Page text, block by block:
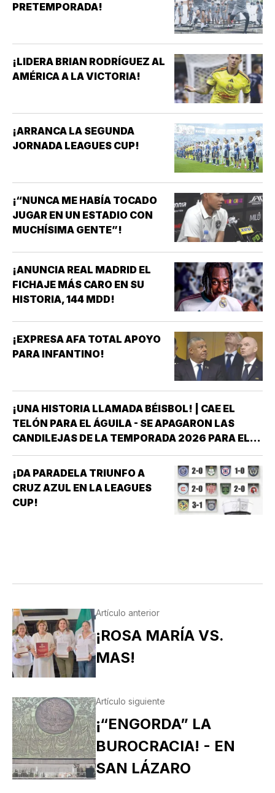
PRETEMPORADA!
¡LIDERA BRIAN RODRÍGUEZ AL
AMÉRICA A LA VICTORIA!
¡ARRANCA LA SEGUNDA
JORNADA LEAGUES CUP!
¡“NUNCA ME HABÍA TOCADO
JUGAR EN UN ESTADIO CON
MUCHÍSIMA GENTE”!
¡ANUNCIA REAL MADRID EL
FICHAJE MÁS CARO EN SU
HISTORIA, 144 MDD!
¡EXPRESA AFA TOTAL APOYO
PARA INFANTINO!
¡UNA HISTORIA LLAMADA BÉISBOL! | CAE EL
TELÓN PARA EL ÁGUILA - SE APAGARON LAS
CANDILEJAS DE LA TEMPORADA 2026 PARA EL
ÁGUILA DE VERACRUZ *LA NOVENA JAROCHA
CERRÓ SU CALENDARIO CON UNA VICTORIA DE
10-6 SOBRE PERICOS DE PUEBLA, PERO EL
TRIUNFO YA NO…
¡DA PARADELA TRIUNFO A
CRUZ AZUL EN LA LEAGUES
CUP!
Artículo anterior
¡ROSA MARÍA VS.
MAS!
Artículo siguiente
¡“ENGORDA” LA
BUROCRACIA! - EN
SAN LÁZARO